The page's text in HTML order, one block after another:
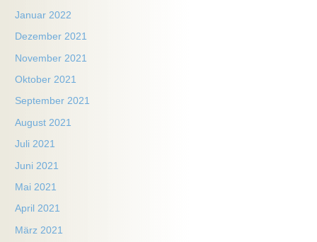
Januar 2022
Dezember 2021
November 2021
Oktober 2021
September 2021
August 2021
Juli 2021
Juni 2021
Mai 2021
April 2021
März 2021